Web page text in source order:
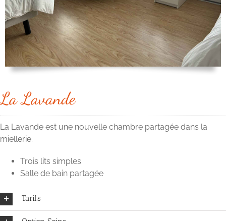
La Lavande
La Lavande est une nouvelle chambre partagée dans la
miellerie.
Trois lits simples
Salle de bain partagée
Tarifs